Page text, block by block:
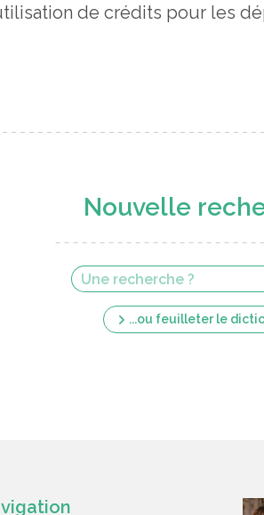
de crédits pour les
Nouvelle
...ou feuilleter le